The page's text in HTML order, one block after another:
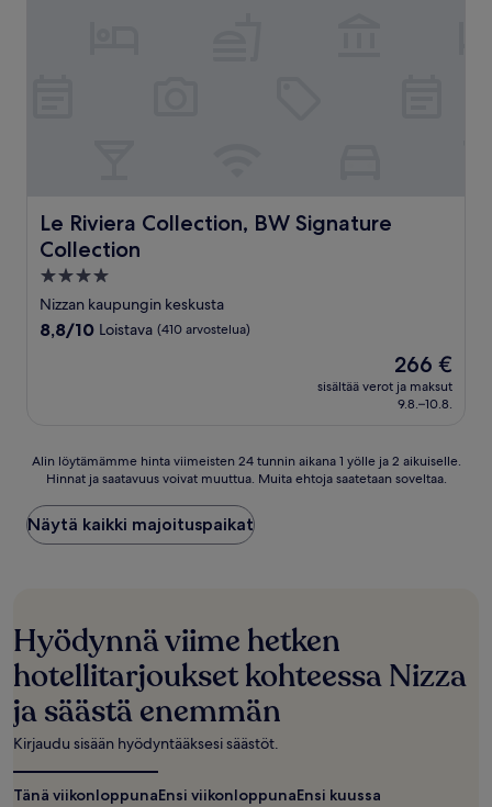
Le Riviera Collection, BW Signature
Collection
Le Riviera Collection, BW Signature Collection
4.0
tähden
majoituspaikka
Nizzan kaupungin keskusta
8.8
8,8/10 Loistava (410 arvostelua)
Hinta
on
266 €
266 €
sisältää verot ja maksut
9.8.–10.8.
Alin
löytämämme
hinta
viimeisten
24
ja
aikuiselle.
Hinnat
ja
saatavuus
voivat
muuttua.
Muita
Alin löytämämme hinta viimeisten 24 tunnin aikana 1 yölle ja 2 aikuiselle.
Hinnat ja saatavuus voivat muuttua. Muita ehtoja saatetaan soveltaa.
Näytä kaikki majoituspaikat
Hyödynnä viime hetken
hotellitarjoukset kohteessa Nizza
ja säästä enemmän
Kirjaudu sisään hyödyntääksesi säästöt.
Tänä viikonloppunaEnsi viikonloppunaEnsi kuussa